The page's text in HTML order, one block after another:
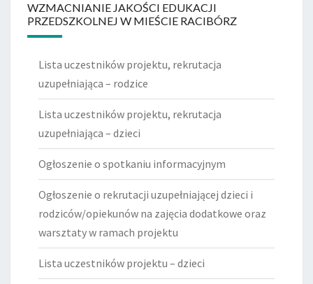
WZMACNIANIE JAKOŚCI EDUKACJI
PRZEDSZKOLNEJ W MIEŚCIE RACIBÓRZ
Lista uczestników projektu, rekrutacja
uzupełniająca – rodzice
Lista uczestników projektu, rekrutacja
uzupełniająca – dzieci
Ogłoszenie o spotkaniu informacyjnym
Ogłoszenie o rekrutacji uzupełniającej dzieci i
rodziców/opiekunów na zajęcia dodatkowe oraz
warsztaty w ramach projektu
Lista uczestników projektu – dzieci